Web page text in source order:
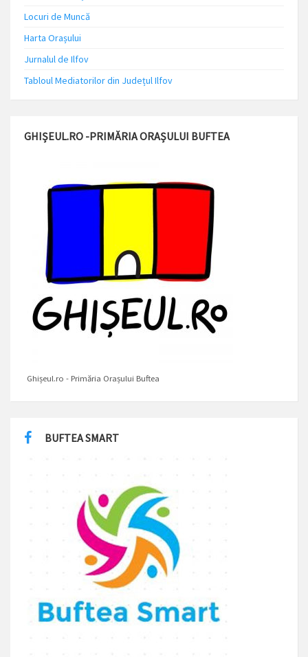
Locuri de Muncă
Harta Orașului
Jurnalul de Ilfov
Tabloul Mediatorilor din Județul Ilfov
GHIȘEUL.RO -PRIMĂRIA ORAȘULUI BUFTEA
Ghișeul.ro - Primăria Orașului Buftea
BUFTEA SMART